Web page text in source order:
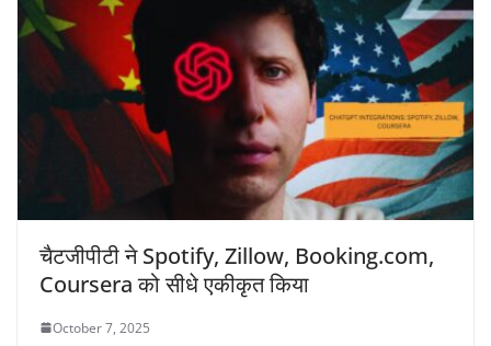
चैटजीपीटी ने Spotify, Zillow, Booking.com,
Coursera को सीधे एकीकृत किया
October 7, 2025